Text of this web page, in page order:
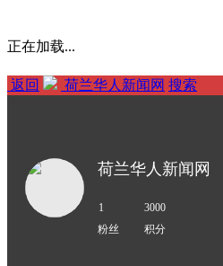
正在加载...
返回 荷兰华人新闻网 搜索
荷兰华人新闻网
1
粉丝
3000
积分